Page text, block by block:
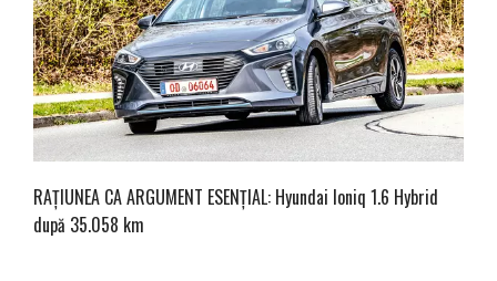
RAȚIUNEA CA ARGUMENT ESENȚIAL: Hyundai Ioniq 1.6 Hybrid
după 35.058 km